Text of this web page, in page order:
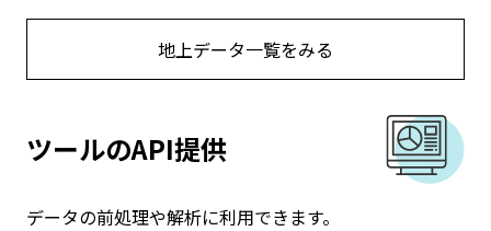
地上データ一覧をみる
ツールのAPI提供
データの前処理や解析に利用できます。